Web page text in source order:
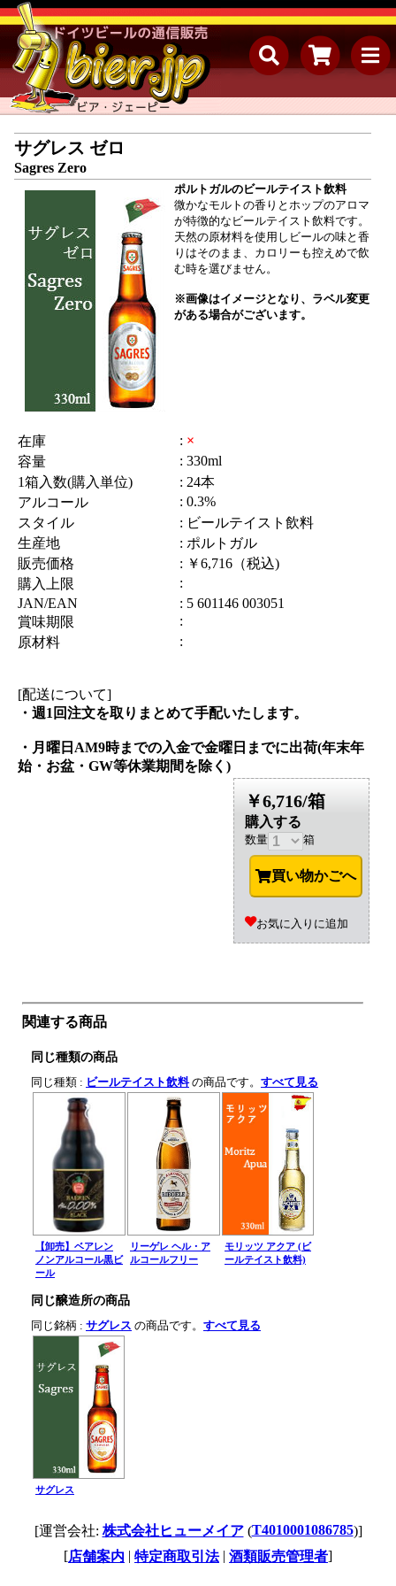
サグレス ゼロ
Sagres Zero
ポルトガルのビールテイスト飲料
微かなモルトの香りとホップのアロマ
が特徴的なビールテイスト飲料です。
天然の原材料を使用しビールの味と香
りはそのまま、カロリーも控えめで飲
む時を選びません。
※画像はイメージとなり、ラベル変更
がある場合がございます。
在庫 : ×
容量
: 330ml
1箱入数(購入単位)
: 24本
アルコール
: 0.3%
スタイル
: ビールテイスト飲料
生産地
: ポルトガル
販売価格
: ￥6,716（税込)
購入上限
:
JAN/EAN
: 5 601146 003051
賞味期限
:
原材料
:
[配送について]
・週1回注文を取りまとめて手配いたします。
・月曜日AM9時までの入金で金曜日までに出荷(年末年
始・お盆・GW等休業期間を除く)
￥6,716/箱
購入する
数量 箱
買い物かごへ
お気に入りに追加
関連する商品
同じ種類の商品
同じ種類 : ビールテイスト飲料の商品です。 すべて見る
【卸売】ベアレン
ノンアルコール黒ビ
ール
リーゲレ ヘル・ア
ルコールフリー
モリッツ アクア (ビ
ールテイスト飲料)
同じ醸造所の商品
同じ銘柄 : サグレス の商品です。 すべて見る
サグレス
[運営会社: 株式会社ヒューメイア(T4010001086785)]
[店舗案内 | 特定商取引法| 酒類販売管理者]